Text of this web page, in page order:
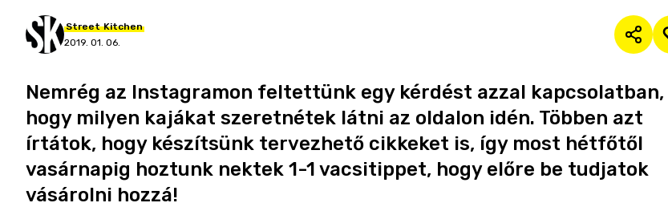
Street Kitchen
2019. 01. 06.
Nemrég az Instagramon feltettünk egy kérdést azzal kapcsolatban,
hogy milyen kajákat szeretnétek látni az oldalon idén. Többen azt
írtátok, hogy készítsünk tervezhető cikkeket is, így most hétfőtől
vasárnapig hoztunk nektek 1-1 vacsitippet, hogy előre be tudjatok
vásárolni hozzá!